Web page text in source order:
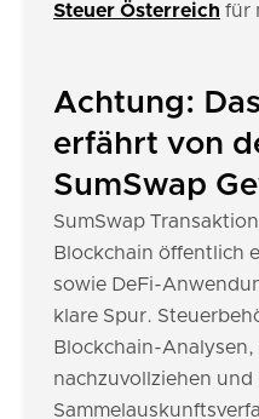
Steuer Österreich für
Achtung:
erfährt von
SumSwap
SumSwap
Blockchain öffentlich
sowie DeFi-
klare Spur.
Blockchain-
nachzuvollziehen